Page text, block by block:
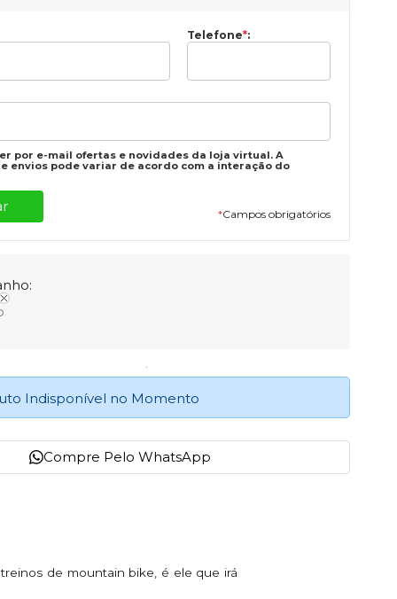
Telefone*:
por e-mail ofertas e novidades da loja virtual. A
envios pode variar de acordo com a interação do
*Campos obrigatórios
Indisponível no Momento
Compre Pelo WhatsApp
treinos de mountain bike, é ele que ir